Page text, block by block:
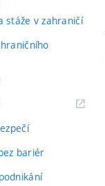
stáže v zahraničí
bariér